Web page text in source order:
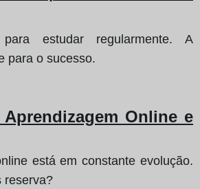
estudar regularmente. A
para o sucesso.
Online e
está em constante evolução.
reserva?